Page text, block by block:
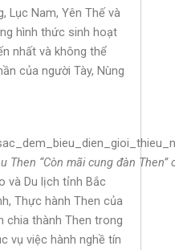
Lục Nam, Yên Thế và
hình thức sinh hoạt
nhất và không thể
của người Tày, Nùng
Then “Còn mãi cung đàn
và Du lịch tỉnh Bắc
Thực hành Then của
chia thành Then trong
vụ việc hành nghề tín